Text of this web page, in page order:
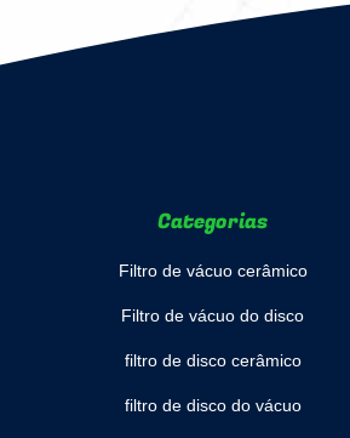
Categorias
Filtro de vácuo cerâmico
Filtro de vácuo do disco
filtro de disco cerâmico
filtro de disco do vácuo